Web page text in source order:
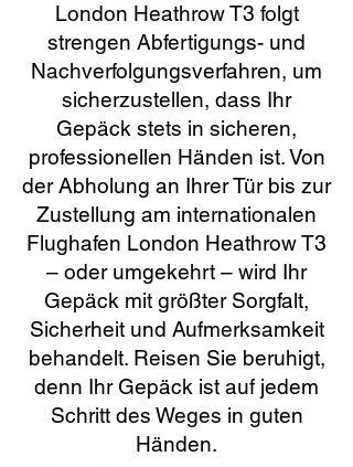
London Heathrow T3 folgt
strengen Abfertigungs- und
Nachverfolgungsverfahren, um
sicherzustellen, dass Ihr
Gepäck stets in sicheren,
professionellen Händen ist. Von
der Abholung an Ihrer Tür bis zur
Zustellung am internationalen
Flughafen London Heathrow T3
– oder umgekehrt – wird Ihr
Gepäck mit größter Sorgfalt,
Sicherheit und Aufmerksamkeit
behandelt. Reisen Sie beruhigt,
denn Ihr Gepäck ist auf jedem
Schritt des Weges in guten
Händen.